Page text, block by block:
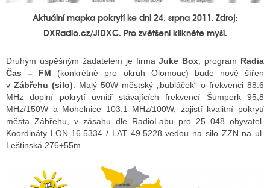
Aktuální mapka pokrytí ke dni 24. srpna 2011. Zdroj:
DXRadio.cz/JIDXC. Pro zvětšení klikněte myší.
Druhým úspěšným žadatelem je firmaJuke Box, program Radia
Čas – FM (konkrétně pro okruh Olomouc) bude nově šířen
v Zábřehu (silo). Malý 50W městský „bubláček“ o frekvenci 88.6
MHz doplní pokrytí uvnitř stávajících frekvencí Šumperk 95,8
MHz/150W a Mohelnice 103,1 MHz/100W, zajistí kvalitní pokrytí
města Zábřehu, v zásahu dle RadioLabu pro 25 048 obyvatel.
Koordináty LON 16.5334 / LAT 49.5228 vedou na silo ZZN na ul.
Leštinská 276+55m.